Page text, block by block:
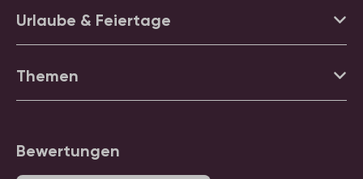
Urlaube & Feiertage
Themen
Bewertungen